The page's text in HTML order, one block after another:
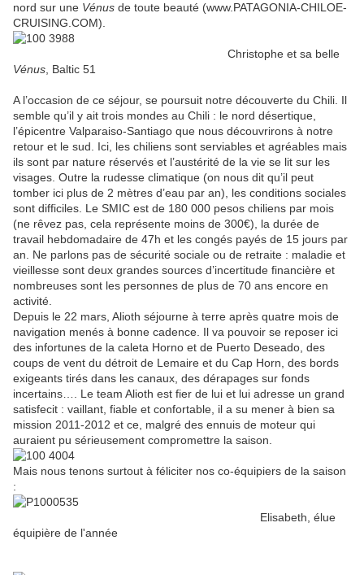
nord sur une Vénus de toute beauté (www.PATAGONIA-CHILOE-
CRUISING.COM).
Christophe et sa belle
Vénus , Baltic 51
A l’occasion de ce séjour, se poursuit notre découverte du Chili. Il
semble qu’il y ait trois mondes au Chili : le nord désertique,
l’épicentre Valparaiso-Santiago que nous découvrirons à notre
retour et le sud. Ici, les chiliens sont serviables et agréables mais
ils sont par nature réservés et l’austérité de la vie se lit sur les
visages. Outre la rudesse climatique (on nous dit qu’il peut
tomber ici plus de 2 mètres d’eau par an), les conditions sociales
sont difficiles. Le SMIC est de 180 000 pesos chiliens par mois
(ne rêvez pas, cela représente moins de 300€), la durée de
travail hebdomadaire de 47h et les congés payés de 15 jours par
an. Ne parlons pas de sécurité sociale ou de retraite : maladie et
vieillesse sont deux grandes sources d’incertitude financière et
nombreuses sont les personnes de plus de 70 ans encore en
activité.
Depuis le 22 mars, Alioth séjourne à terre après quatre mois de
navigation menés à bonne cadence. Il va pouvoir se reposer ici
des infortunes de la caleta Horno et de Puerto Deseado, des
coups de vent du détroit de Lemaire et du Cap Horn, des bords
exigeants tirés dans les canaux, des dérapages sur fonds
incertains…. Le team Alioth est fier de lui et lui adresse un grand
satisfecit : vaillant, fiable et confortable, il a su mener à bien sa
mission 2011-2012 et ce, malgré des ennuis de moteur qui
auraient pu sérieusement compromettre la saison.
Mais nous tenons surtout à féliciter nos co-équipiers de la saison
:
Elisabeth, élue
équipière de l'année